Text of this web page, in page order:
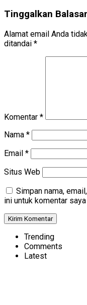
Tinggalkan
Alamat email Anda
ditandai *
Komentar *
Nama *
Email *
Situs Web
Simpan nama,
ini untuk komentar
Trending
Comments
Latest